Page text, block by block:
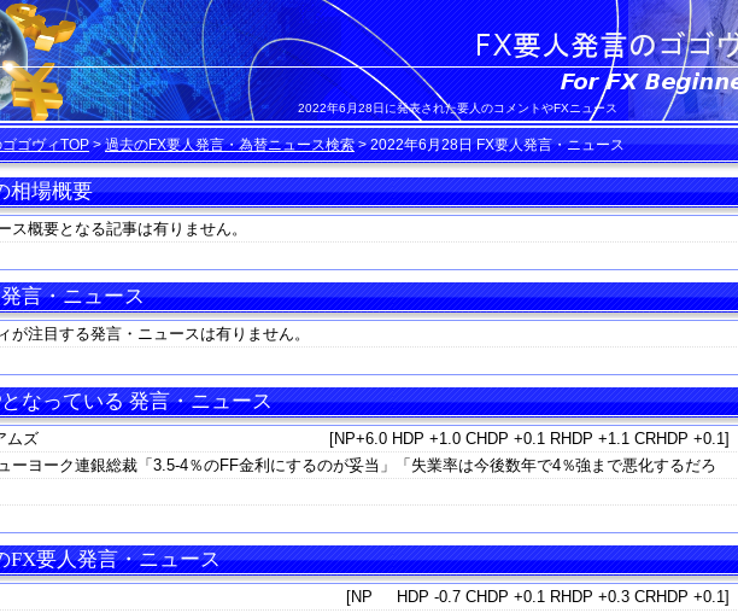
2022年6月28日に発表された要人のコメントやFXニュース
ゴヴィTOP>過去のFX要人発言・為替ニュース検索>2022年6月28日 FX要人発言・ニュース
相場概要
概要となる記事は有りません。
言・ニュース
注目する発言・ニュースは有りません。
なっている 発言・ニュース
ムズ
[NP+6.0 HDP +1.0 CHDP +0.1 RHDP +1.1 CRHDP +0.1]
ーヨーク連銀総裁「3.5-4％のFF金利にするのが妥当」「失業率は今後数年で4％強まで悪化するだろ
FX要人発言・ニュース
[NP HDP -0.7 CHDP +0.1 RHDP +0.3 CRHDP +0.1]